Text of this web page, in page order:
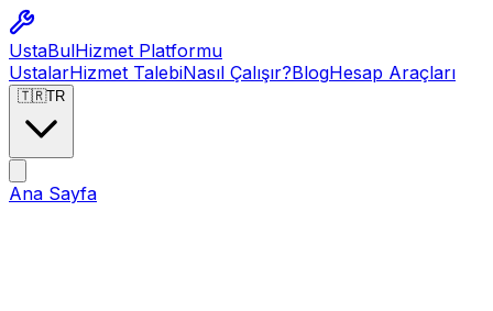
UstaBulHizmet Platformu
UstalarHizmet TalebiNasıl Çalışır?BlogHesap Araçları
🇹🇷TR
Ana Sayfa